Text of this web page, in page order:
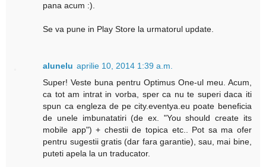
pana acum :).
Se va pune in Play Store la urmatorul update.
alunelu aprilie 10, 2014 1:39 a.m.
Super! Veste buna pentru Optimus One-ul meu. Acum,
ca tot am intrat in vorba, sper ca nu te superi daca iti
spun ca engleza de pe city.eventya.eu poate beneficia
de unele imbunatatiri (de ex. "You should create its
mobile app") + chestii de topica etc.. Pot sa ma ofer
pentru sugestii gratis (dar fara garantie), sau, mai bine,
puteti apela la un traducator.